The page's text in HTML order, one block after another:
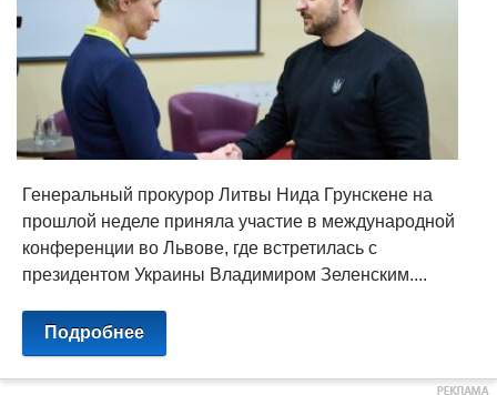
Генеральный прокурор Литвы Нида Грунскене на
прошлой неделе приняла участие в международной
конференции во Львове, где встретилась с
президентом Украины Владимиром Зеленским....
Подробнее